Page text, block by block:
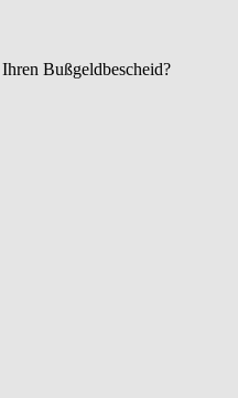
Bußgeldbescheid?